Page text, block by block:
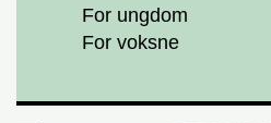
For ungdom
For voksne